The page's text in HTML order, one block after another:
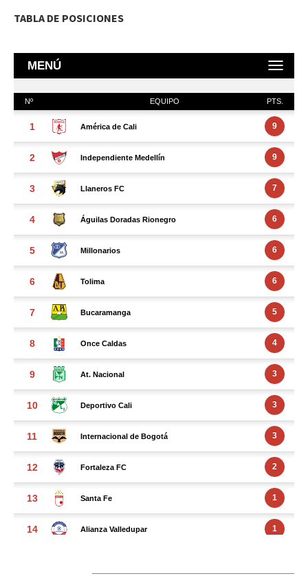
TABLA DE POSICIONES